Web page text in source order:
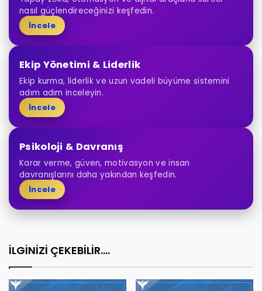
nasıl güçlendireceğinizi keşfedin.
İncele
Ekip Yönetimi & Liderlik
Ekip kurma, liderlik ve uzun vadeli büyüme sistemini
adım adım inceleyin.
İncele
Psikoloji & Davranış
Karar verme, güven, motivasyon ve insan
davranışlarını daha yakından keşfedin.
İncele
İLGİNİZİ ÇEKEBİLİR....